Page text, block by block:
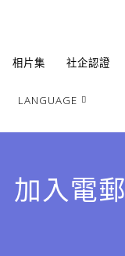
相片集 社企認證
LANGUAGE
繁體
English
加入電郵